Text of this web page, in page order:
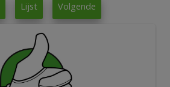
Lijst Volgende